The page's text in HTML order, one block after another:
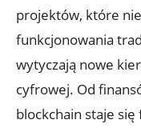
projektów, które
⁢funkcjonowania
wytyczają nowe
cyfrowej. ⁢Od
blockchain staje